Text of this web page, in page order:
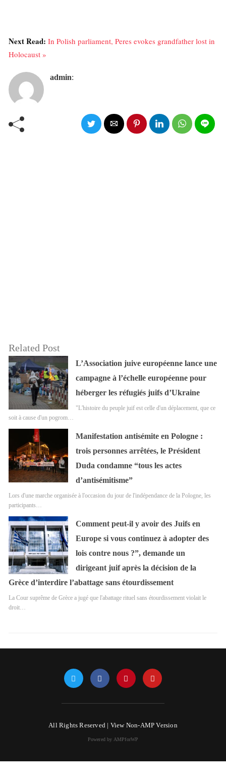
Next Read: In Polish parliament, Peres evokes grandfather lost in
Holocaust »
admin:
Related Post
L’Association juive européenne lance une
campagne à l’échelle européenne pour
héberger les réfugiés juifs d’Ukraine
"L'histoire du peuple juif est celle d'un déplacement, que ce
soit à cause d'un pogrom…
Manifestation antisémite en Pologne :
trois personnes arrêtées, le Président
Duda condamne “tous les actes
d’antisémitisme”
Lors d'une marche organisée à l'occasion du jour de l'indépendance de la Pologne, les
participants…
Comment peut-il y avoir des Juifs en
Europe si vous continuez à adopter des
lois contre nous ?”, demande un
dirigeant juif après la décision de la
Grèce d’interdire l’abattage sans étourdissement
La Cour suprême de Grèce a jugé que l'abattage rituel sans étourdissement violait le
droit…
All Rights Reserved | View Non-AMP Version
Powered by AMPforWP